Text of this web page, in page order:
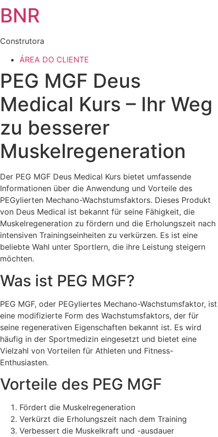
BNR
Construtora
ÁREA DO CLIENTE
PEG MGF Deus
Medical Kurs – Ihr Weg
zu besserer
Muskelregeneration
Der PEG MGF Deus Medical Kurs bietet umfassende
Informationen über die Anwendung und Vorteile des
PEGylierten Mechano-Wachstumsfaktors. Dieses Produkt
von Deus Medical ist bekannt für seine Fähigkeit, die
Muskelregeneration zu fördern und die Erholungszeit nach
intensiven Trainingseinheiten zu verkürzen. Es ist eine
beliebte Wahl unter Sportlern, die ihre Leistung steigern
möchten.
Was ist PEG MGF?
PEG MGF, oder PEGyliertes Mechano-Wachstumsfaktor, ist
eine modifizierte Form des Wachstumsfaktors, der für
seine regenerativen Eigenschaften bekannt ist. Es wird
häufig in der Sportmedizin eingesetzt und bietet eine
Vielzahl von Vorteilen für Athleten und Fitness-
Enthusiasten.
Vorteile des PEG MGF
Fördert die Muskelregeneration
Verkürzt die Erholungszeit nach dem Training
Verbessert die Muskelkraft und -ausdauer